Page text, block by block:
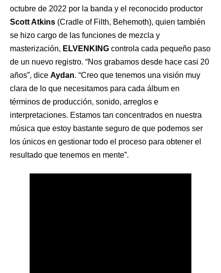
octubre de 2022 por la banda y el reconocido productor
Scott Atkins (Cradle of Filth, Behemoth), quien también
se hizo cargo de las funciones de mezcla y
masterización, ELVENKING controla cada pequeño paso
de un nuevo registro. “Nos grabamos desde hace casi 20
años”, dice Aydan. “Creo que tenemos una visión muy
clara de lo que necesitamos para cada álbum en
términos de producción, sonido, arreglos e
interpretaciones. Estamos tan concentrados en nuestra
música que estoy bastante seguro de que podemos ser
los únicos en gestionar todo el proceso para obtener el
resultado que tenemos en mente”.